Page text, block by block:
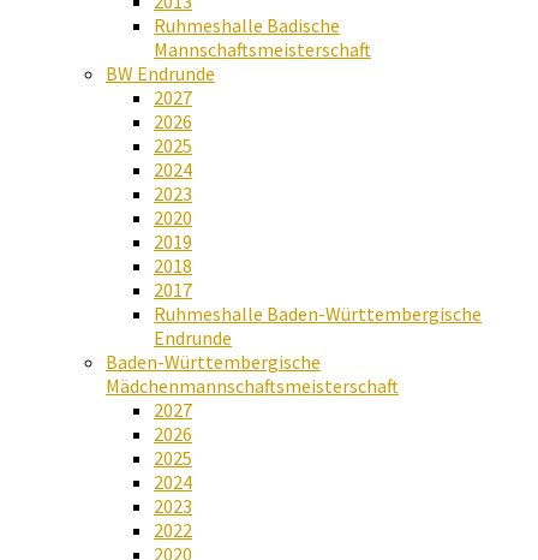
Ruhmeshalle Badische
Mannschaftsmeisterschaft
BW Endrunde
2027
2026
2025
2024
2023
2020
2019
2018
2017
Ruhmeshalle Baden-Württembergische
Endrunde
Baden-Württembergische
Mädchenmannschaftsmeisterschaft
2027
2026
2025
2024
2023
2022
2020